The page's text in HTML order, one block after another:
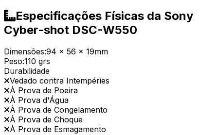
Especificações Físicas da Sony
Cyber-shot DSC-W550
Dimensões:94 x 56 x 19mm
Peso:110 grs
Durabilidade
Vedado contra Intempéries
À Prova de Poeira
À Prova d'Água
À Prova de Congelamento
À Prova de Choque
À Prova de Esmagamento